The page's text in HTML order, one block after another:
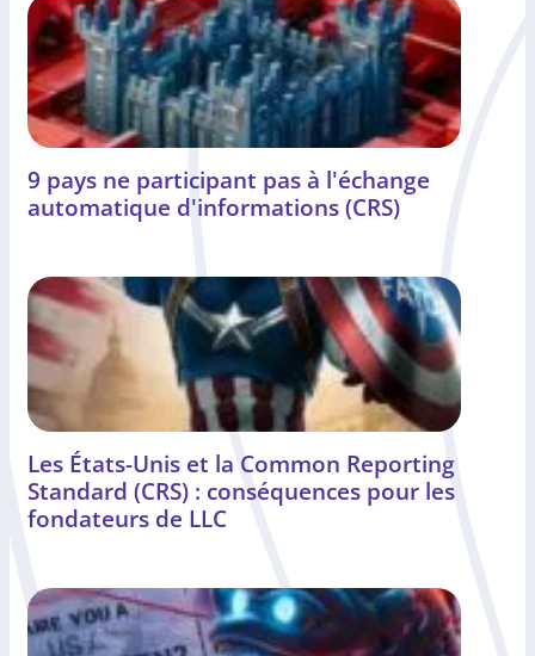
9 pays ne participant pas à l'échange
automatique d'informations (CRS)
Les États-Unis et la Common Reporting
Standard (CRS) : conséquences pour les
fondateurs de LLC